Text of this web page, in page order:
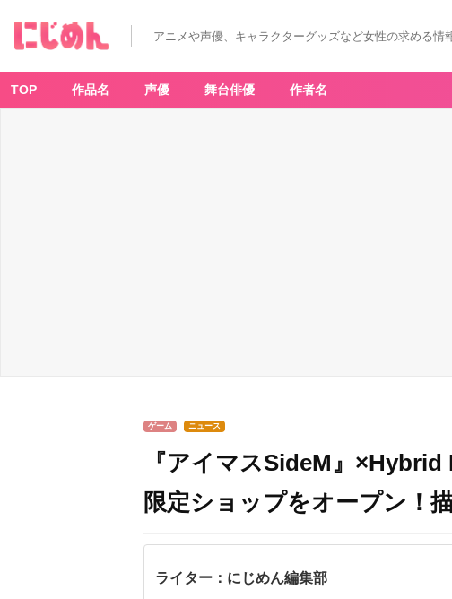
アニメや声優、キャラクターグッズなど女性の求める情
TOP 作品名 声優 舞台俳優 作者名
ゲーム ニュース
『アイマスSideM』
限定ショップをオープン！
ライター：にじめん編集部